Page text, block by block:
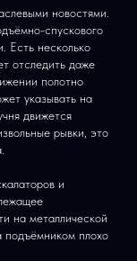
новостями.
спускового
Есть несколько
отследить даже
полотно
указывать на
движется
рывки, это
и
на металлической
подъёмником плохо